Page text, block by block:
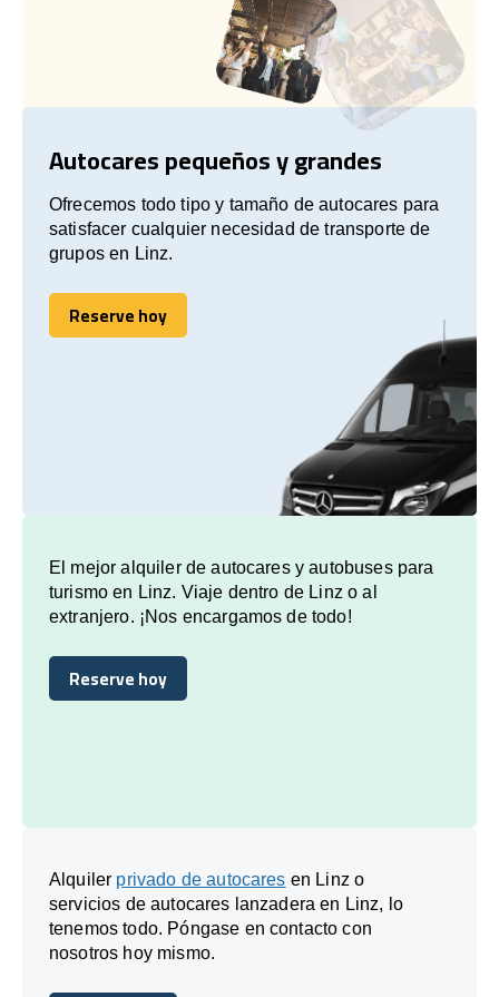
Autocares pequeños y grandes
Ofrecemos todo tipo y tamaño de autocares para
satisfacer cualquier necesidad de transporte de
grupos en Linz.
Reserve hoy
Reserve hoy
El mejor alquiler de autocares y autobuses para
turismo en Linz. Viaje dentro de Linz o al
extranjero. ¡Nos encargamos de todo!
Reserve hoy
Reserve hoy
Alquiler privado de autocares en Linz o
servicios de autocares lanzadera en Linz, lo
tenemos todo. Póngase en contacto con
nosotros hoy mismo.